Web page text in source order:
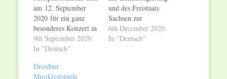
am 12. September
2020 für ein ganz
besonderes Konzert in
Dresden zusammen.
Nach der Corona
der Dresdner
9th September 2020
In "Deutsch"
und des Freistaats
Sachsen zur
Eindämmung der
dynamischen
6th December 2020
In "Deutsch"
Dresdner
Musikfestspiele